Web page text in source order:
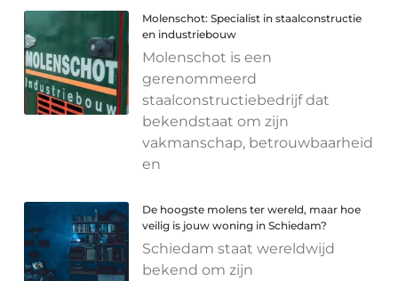
Molenschot: Specialist in staalconstructie
en industriebouw
Molenschot is een
gerenommeerd
staalconstructiebedrijf dat
bekendstaat om zijn
vakmanschap, betrouwbaarheid
en
De hoogste molens ter wereld, maar hoe
veilig is jouw woning in Schiedam?
Schiedam staat wereldwijd
bekend om zijn